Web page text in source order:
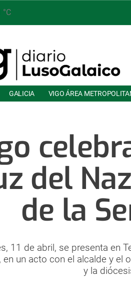
°C
GALICIA VIGO ÁREA
del
de la
11 de abril, se presenta en
un acto con el alcalde y el
y la